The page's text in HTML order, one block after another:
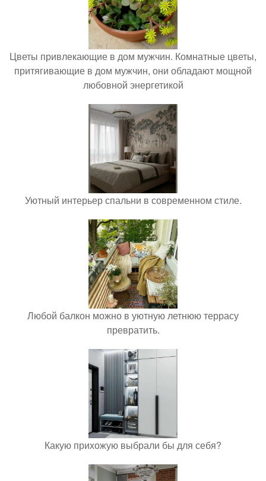
Цветы привлекающие в дом мужчин. Комнатные цветы,
притягивающие в дом мужчин, они обладают мощной
любовной энергетикой
Уютный интерьер спальни в современном стиле.
Любой балкон можно в уютную летнюю террасу
превратить.
Какую прихожую выбрали бы для себя?